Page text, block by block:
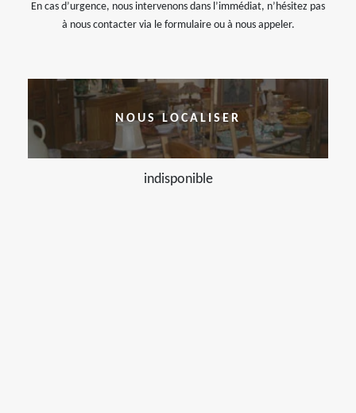
En cas d’urgence, nous intervenons dans l’immédiat, n’hésitez pas
à nous contacter via le formulaire ou à nous appeler.
NOUS LOCALISER
indisponible